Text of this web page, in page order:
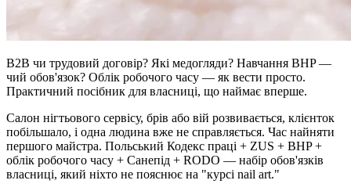
B2B чи трудовий договір? Які медогляди? Навчання BHP —
чий обов'язок? Облік робочого часу — як вести просто.
Практичний посібник для власниці, що наймає вперше.
Салон нігтьового сервісу, брів або вій розвивається, клієнток
побільшало, і одна людина вже не справляється. Час найняти
першого майстра. Польський Кодекс праці + ZUS + BHP +
облік робочого часу + Санепід + RODO — набір обов'язків
власниці, який ніхто не пояснює на "курсі nail art."